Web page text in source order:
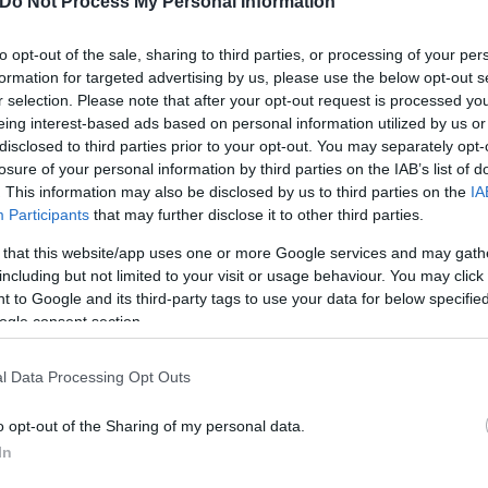
opt-out of the sale, sharing to third parties, or processing of your
for targeted advertising by us, please use the below opt-out
selection. Please note that after your opt-out request is processed
interest-based ads based on personal information utilized by us
to third parties prior to your opt-out. You may separately
of your personal information by third parties on the IAB’s list of
This information may also be disclosed by us to third parties on the
Participants that may further disclose it to other third parties.
that this website/app uses one or more Google services and may
but not limited to your visit or usage behaviour. You may
to Google and its third-party tags to use your data for below
consent section.
Data Processing Opt Outs
opt-out of the Sharing of my personal data.
που έχουν αναπτυχθεί από ελληνικές εταιρείες
ενημερώσεις στην Πυροσβεστική με σημείο
με καπνογόνα ενώ η τεχνολογία
το χώρο και το χρόνο της έναρξης μιας
στις κεραίες κινητής τηλεφωνίας δεν